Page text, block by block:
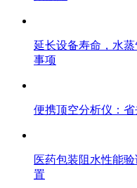
延长设备寿命，水
事项
便携顶空分析仪：
医药包装阻水性能
置